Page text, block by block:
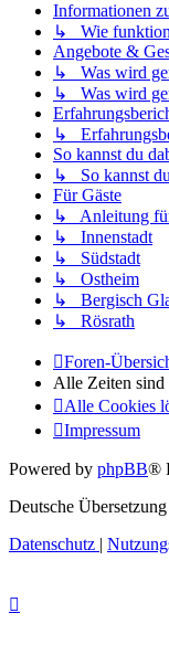
Informationen
↳ Wie
Angebote &
↳ Was wird
↳ Was wird
↳
So kannst du
↳ So kannst du
Für Gäste
↳ Anleitung
↳ Innenstadt
↳ Südstadt
↳ Ostheim
↳ Bergisch
↳ Rösrath
Foren-
Alle Zeiten sind
Alle Cookies
Impressum
Powered by phpBB®
Deutsche
Datenschutz |